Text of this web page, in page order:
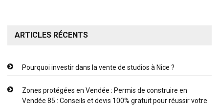
ARTICLES RÉCENTS
Pourquoi investir dans la vente de studios à Nice ?
Zones protégées en Vendée : Permis de construire en
Vendée 85 : Conseils et devis 100% gratuit pour réussir votre